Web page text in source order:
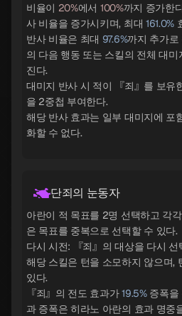
비율이 20%에서 100%까지 증가한
사 비율을 증가시키며, 최대 161.0%
반사 비율은 최대 97.6%까지 추가로
의 다음 행동 또는 스킬의 전체 대미
진다.
대미지 반사 시 적이 『죄』를 보유
을 2중첩 부여한다.
해당 반사 효과는 일부 대미지에 포
화할 수 없다.
단죄의 눈동자
아란이 적 목표를 2명 선택하고 각
은 목표를 중복으로 선택할 수 있다.
다시 시전: 『죄』의 대상을 다시 선
해당 스킬은 턴을 소모하지 않으며,
있다.
『죄』의 전도 효과가19.5%증폭을
과 증폭은 히라노 아란의 효과 명중